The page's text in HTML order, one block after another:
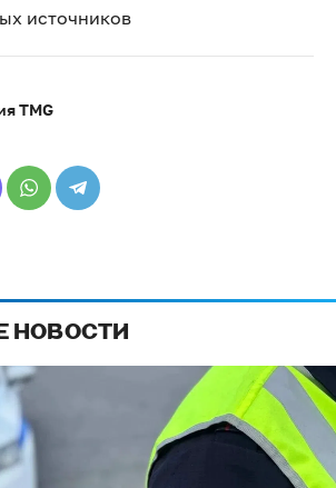
источников
TMG
НОВОСТИ